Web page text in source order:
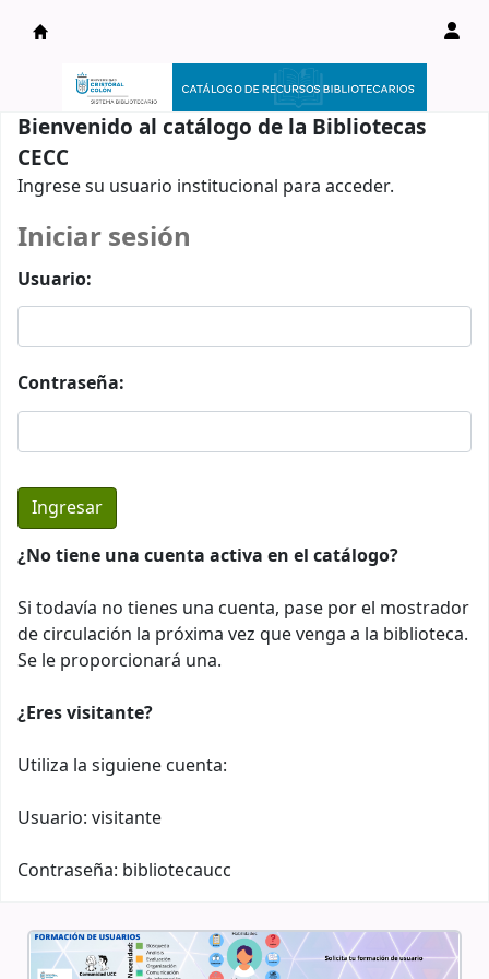
Catálogo en línea
Bienvenido al catálogo de la Bibliotecas
CECC
Ingrese su usuario institucional para acceder.
Iniciar sesión
Usuario:
Contraseña:
¿No tiene una cuenta activa en el catálogo?
Si todavía no tienes una cuenta, pase por el mostrador
de circulación la próxima vez que venga a la biblioteca.
Se le proporcionará una.
¿Eres visitante?
Utiliza la siguiene cuenta:
Usuario: visitante
Contraseña: bibliotecaucc